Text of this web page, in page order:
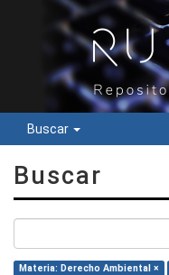
Buscar
Buscar
Materia: Derecho Ambiental ×